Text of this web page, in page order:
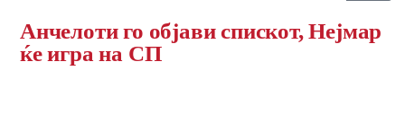
Анчелоти го објави спискот, Нејмар
ќе игра на СП